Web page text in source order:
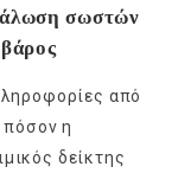
σωστών
από
πόσον η
δείκτης